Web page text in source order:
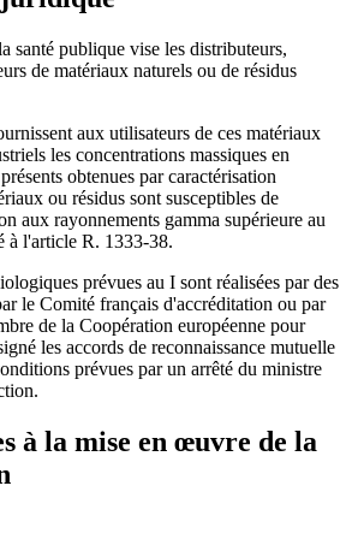
santé publique vise les distributeurs,
de matériaux naturels ou de résidus
aux utilisateurs de ces matériaux
les concentrations massiques en
obtenues par caractérisation
ou résidus sont susceptibles de
aux rayonnements gamma supérieure au
à l'article R. 1333-38.
prévues au I sont réalisées par des
le Comité français d'accréditation ou par
de la Coopération européenne pour
les accords de reconnaissance mutuelle
prévues par un arrêté du ministre
à la mise en œuvre de la